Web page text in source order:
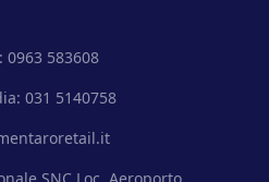
0963 583608
031 5140758